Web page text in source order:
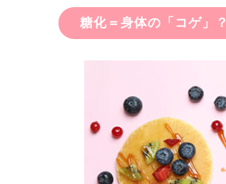
糖化＝身体の「コゲ」？